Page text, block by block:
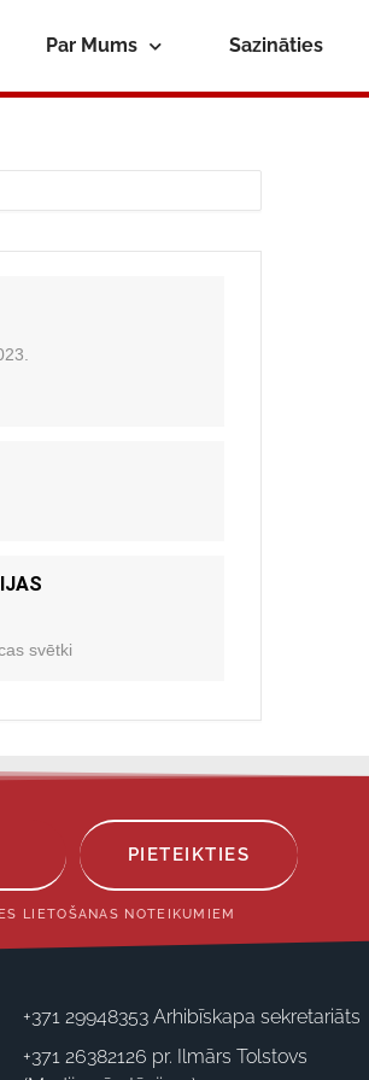
Par Mums Sazināties
svētki
PIETEIKTIES
LIETOŠANAS NOTEIKUMIEM
+371 29948353 Arhibīskapa sekretariāts
+371 26382126 pr. Ilmārs Tolstovs